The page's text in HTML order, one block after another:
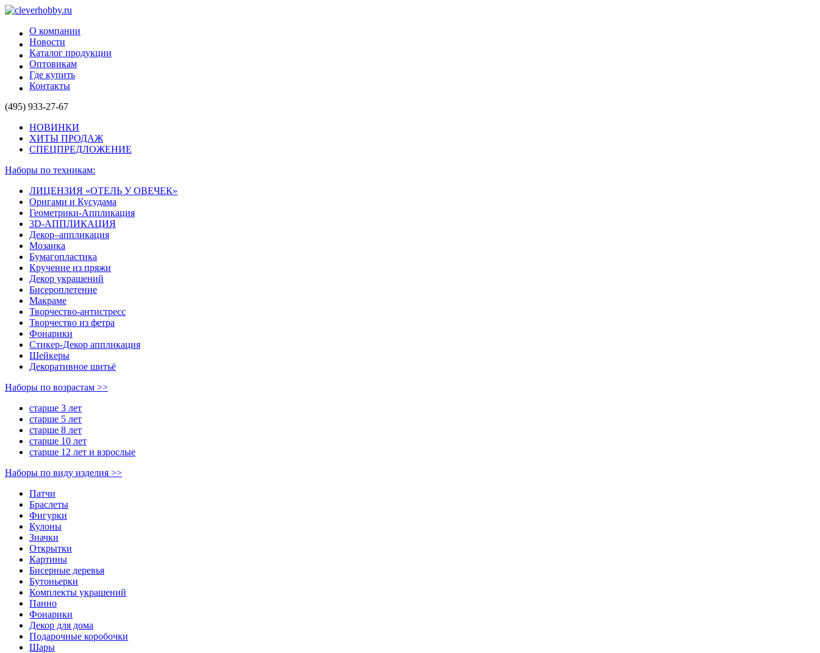
О компании
Новости
Каталог продукции
Оптовикам
Где купить
Контакты
(495) 933-27-67
НОВИНКИ
ХИТЫ ПРОДАЖ
СПЕЦПРЕДЛОЖЕНИЕ
Наборы по техникам:
ЛИЦЕНЗИЯ «ОТЕЛЬ У ОВЕЧЕК»
Оригами и Кусудама
Геометрики-Аппликация
3D-АППЛИКАЦИЯ
Декор–аппликация
Мозаика
Бумагопластика
Кручение из пряжи
Декор украшений
Биcероплетение
Макраме
Творчество-антистресс
Творчество из фетра
Фонарики
Стикер-Декор аппликация
Шейкеры
Декоративное шитьё
Наборы по возрастам >>
старше 3 лет
старше 5 лет
старше 8 лет
старше 10 лет
старше 12 лет и взрослые
Наборы по виду изделия >>
Патчи
Браслеты
Фигурки
Кулоны
Значки
Открытки
Картины
Бисерные деревья
Бутоньерки
Комплекты украшений
Панно
Фонарики
Декор для дома
Подарочные коробочки
Шары